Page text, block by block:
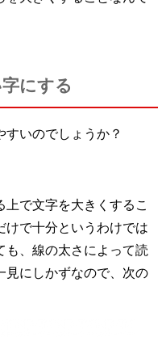
にする
すいのでしょうか？
で文字を大きくするこ
けで十分というわけでは
も、線の太さによって読
見にしかずなので、次の